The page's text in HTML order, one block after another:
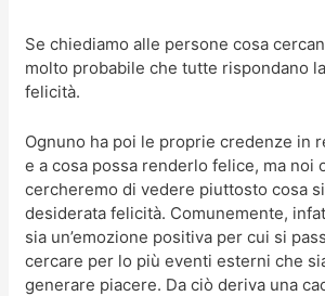
Se chiediamo alle persone cosa
molto probabile che tutte rispondano
felicità.
Ognuno ha poi le proprie credenze in
e a cosa possa renderlo felice, ma noi
cercheremo di vedere piuttosto cosa
desiderata felicità. Comunemente,
sia un’emozione positiva per cui si
cercare per lo più eventi esterni che
generare piacere. Da ciò deriva una